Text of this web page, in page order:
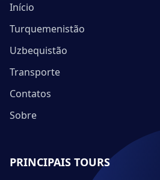
Início
Turquemenistão
Uzbequistão
Transporte
Contatos
Sobre
PRINCIPAIS TOURS